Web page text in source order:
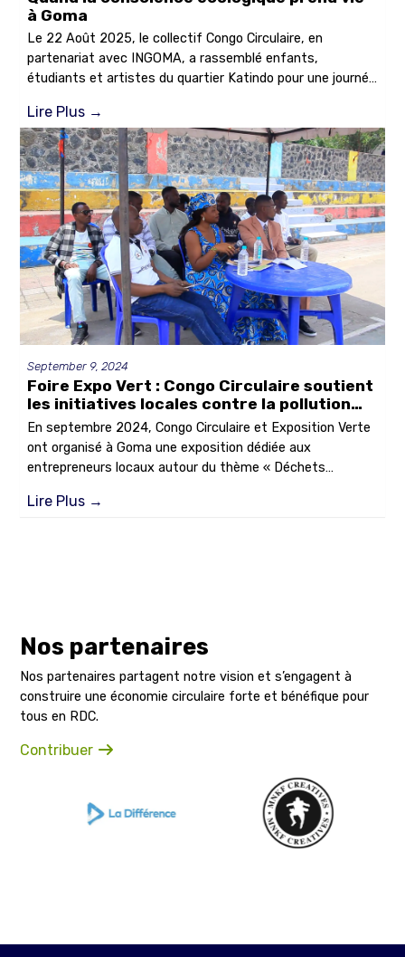
à Goma
Le 22 Août 2025, le collectif Congo Circulaire, en
partenariat avec INGOMA, a rassemblé enfants,
étudiants et artistes du quartier Katindo pour une journée
Baptisée « Re-Créa Terre », l’activité s’est tenue au
centre artistique de INGOMA et a offert un espace
d’apprentissage, de créativité et d’engagement pour la
planète.
Lire Plus →
September 9, 2024
Foire Expo Vert : Congo Circulaire soutient
les initiatives locales contre la pollution
plastique
En septembre 2024, Congo Circulaire et Exposition Verte
ont organisé à Goma une exposition dédiée aux
entrepreneurs locaux autour du thème « Déchets
de sensibiliser le public, de valoriser les initiatives locales
Lire Plus →
Nos partenaires
Nos partenaires partagent notre vision et s’engagent à
construire une économie circulaire forte et bénéfique pour
tous en RDC.
Contribuer